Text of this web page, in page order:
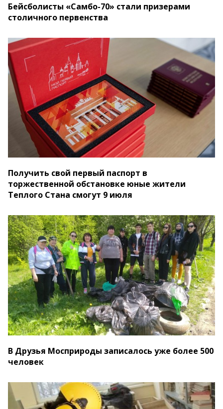
Бейсболисты «Самбо-70» стали призерами
столичного первенства
Получить свой первый паспорт в
торжественной обстановке юные жители
Теплого Стана смогут 9 июля
В Друзья Мосприроды записалось уже более 500
человек